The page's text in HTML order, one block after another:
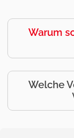
Warum
Welche